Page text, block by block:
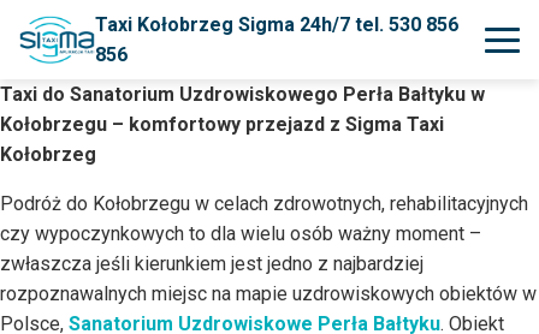
Taxi Kołobrzeg Sigma 24h/7 tel. 530 856
856
Taxi do Sanatorium Uzdrowiskowego Perła Bałtyku w
Kołobrzegu – komfortowy przejazd z Sigma Taxi
Kołobrzeg
Podróż do Kołobrzegu w celach zdrowotnych, rehabilitacyjnych
czy wypoczynkowych to dla wielu osób ważny moment –
zwłaszcza jeśli kierunkiem jest jedno z najbardziej
rozpoznawalnych miejsc na mapie uzdrowiskowych obiektów w
Polsce, Sanatorium Uzdrowiskowe Perła Bałtyku. Obiekt